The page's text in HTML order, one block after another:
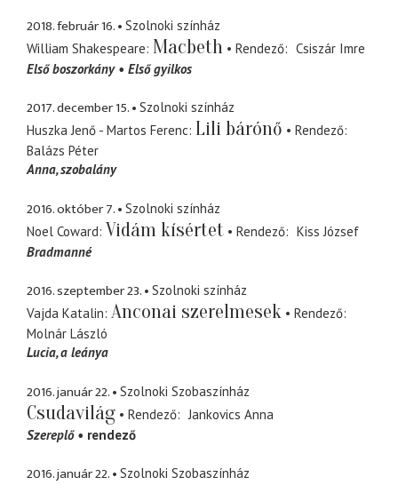
2018. február 16.
Szolnoki színház
William Shakespeare Macbeth Rendező
Csiszár Imre
Első boszorkány
Első gyilkos
2017. december 15.
Szolnoki színház
Huszka Jenő - Martos Ferenc Lili bárónő
Rendező
Balázs Péter
Anna szobalány
2016. október 7.
Szolnoki színház
Noel Coward Vidám kísértet Rendező
Kiss József
Bradmanné
2016. szeptember 23.
Szolnoki színház
Vajda Katalin Anconai szerelmesek
Rendező
Molnár László
Lucia a leánya
2016. január 22. Szolnoki Szobaszínház
Csudavilág Rendező
Jankovics Anna
Szereplő
rendező
2016. január 22. Szolnoki Szobaszínház